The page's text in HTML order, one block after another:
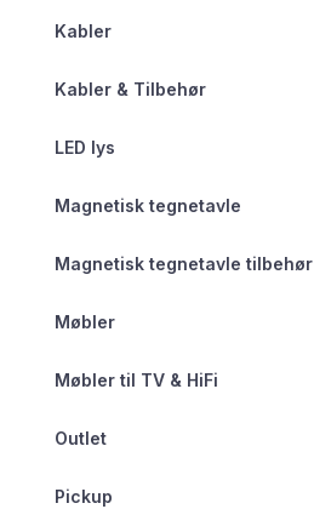
Kabler
Kabler & Tilbehør
LED lys
Magnetisk tegnetavle
Magnetisk tegnetavle tilbehør
Møbler
Møbler til TV & HiFi
Outlet
Pickup